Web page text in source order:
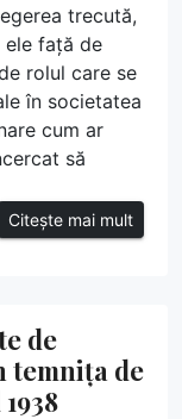
trecută,
față de
rolul care se
în societatea
cum ar
să
Citește mai mult
de
temnița de